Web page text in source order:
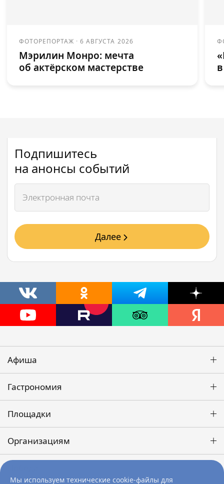
ФОТОРЕПОРТАЖ ·6 АВГУСТА 2026
Мэрилин Монро: мечта
об актёрском мастерстве
Мы используем технические cookie-файлы для
Подпишитесь
на анонсы событий
Далее
Афиша
Гастрономия
Площадки
Организациям